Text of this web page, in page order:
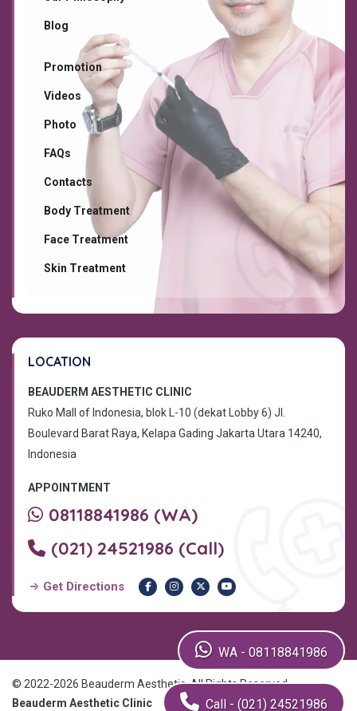
WA - 08118841986
Call - (021) 24521986
Blog
Promotion
Videos
Photo
FAQs
Contacts
Body Treatment
Face Treatment
Skin Treatment
LOCATION
BEAUDERM AESTHETIC CLINIC
Ruko Mall of Indonesia, blok L-10 (dekat Lobby 6) Jl.
Boulevard Barat Raya, Kelapa Gading Jakarta Utara 14240,
Indonesia
APPOINTMENT
08118841986 (WA)
(021) 24521986 (Call)
Get Directions
© 2022-2026 Beauderm Aesthetic, All Rights Reserved.
Beauderm Aesthetic Clinic